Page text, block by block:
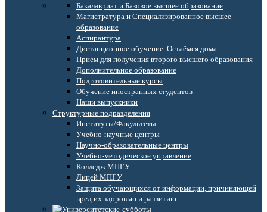
Бакалавриат и Базовое высшее образование
Магистратура и Специализированное высшее
образование
Аспирантура
Дистанционное обучение. Остаёмся дома
Прием для получения второго высшего образования
Дополнительное образование
Подготовительные курсы
Обучение иностранных студентов
Наши выпускники
Структурные подразделения
Институты/Факультеты
Учебно-научные центры
Научно-образовательные центры
Учебно-методическое управление
Колледж МПГУ
Лицей МПГУ
Защита обучающихся от информации, причиняющей
вред их здоровью и развитию